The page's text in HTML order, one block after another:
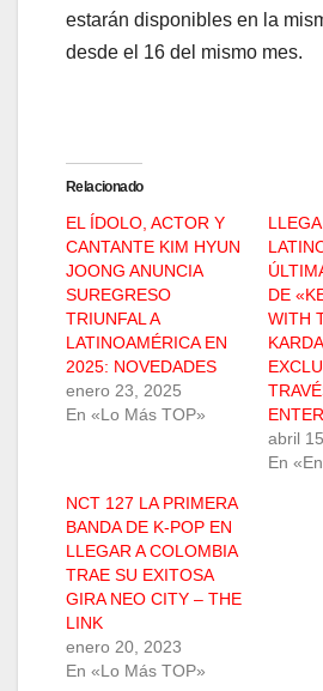
estarán disponibles en la
desde el 16 del mismo mes.
Relacionado
EL ÍDOLO, ACTOR Y
CANTANTE KIM HYUN
JOONG ANUNCIA
SUREGRESO
TRIUNFAL A
LATINOAMÉRICA EN
2025: NOVEDADES
enero 23, 2025
En «Lo Más TOP»
LLEGA
DE
WITH
abril
En
NCT 127 LA PRIMERA
BANDA DE K-POP EN
LLEGAR A COLOMBIA
TRAE SU EXITOSA
GIRA NEO CITY – THE
LINK
enero 20, 2023
En «Lo Más TOP»